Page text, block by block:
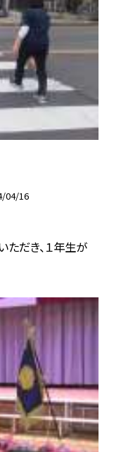
04/16
だき、１年生が